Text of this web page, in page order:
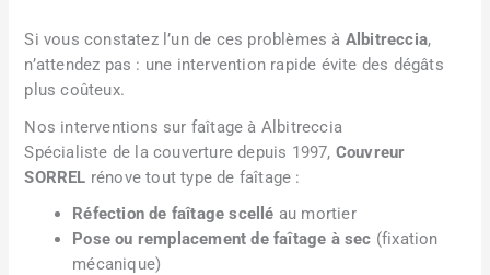
Si vous constatez l’un de ces problèmes à Albitreccia,
n’attendez pas : une intervention rapide évite des dégâts
plus coûteux.
Nos interventions sur faîtage à Albitreccia
Spécialiste de la couverture depuis 1997, Couvreur
SORREL rénove tout type de faîtage :
Réfection de faîtage scellé au mortier
Pose ou remplacement de faîtage à sec (fixation
mécanique)